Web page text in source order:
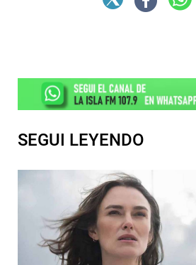
SEGUI LEYENDO